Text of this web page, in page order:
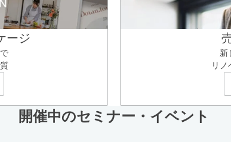
ージ
新
リノ
開催中のセミナー・イベント